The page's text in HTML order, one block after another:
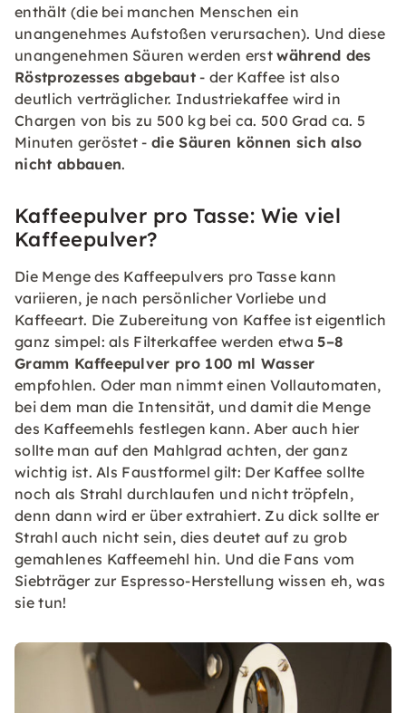
enthält (die bei manchen Menschen ein
unangenehmes Aufstoßen verursachen). Und diese
unangenehmen Säuren werden erstwährend des
Röstprozesses abgebaut - der Kaffee ist also
deutlich verträglicher. Industriekaffee wird in
Chargen von bis zu 500 kg bei ca. 500 Grad ca. 5
Minuten geröstet -die Säuren können sich also
nicht abbauen.
Kaffeepulver pro Tasse: Wie viel
Kaffeepulver?
Die Menge des Kaffeepulvers pro Tasse kann
variieren, je nach persönlicher Vorliebe und
Kaffeeart. Die Zubereitung von Kaffee ist eigentlich
ganz simpel: als Filterkaffee werden etwa5–8
Gramm Kaffeepulver pro 100 ml Wasser
empfohlen. Oder man nimmt einen Vollautomaten,
bei dem man die Intensität, und damit die Menge
des Kaffeemehls festlegen kann. Aber auch hier
sollte man auf den Mahlgrad achten, der ganz
wichtig ist. Als Faustformel gilt: Der Kaffee sollte
noch als Strahl durchlaufen und nicht tröpfeln,
denn dann wird er über extrahiert. Zu dick sollte er
Strahl auch nicht sein, dies deutet auf zu grob
gemahlenes Kaffeemehl hin. Und die Fans vom
Siebträger zur Espresso-Herstellung wissen eh, was
sie tun!